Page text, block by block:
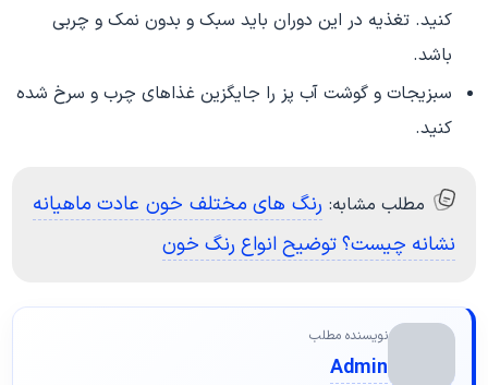
کنید. تغذیه در این دوران باید سبک و بدون نمک و چربی
باشد.
سبزیجات و گوشت آب پز را جایگزین غذاهای چرب و سرخ شده
کنید.
مطلب مشابه: رنگ های مختلف خون عادت ماهیانه
نشانه چیست؟ توضیح انواع رنگ خون
نویسنده مطلب
Admin